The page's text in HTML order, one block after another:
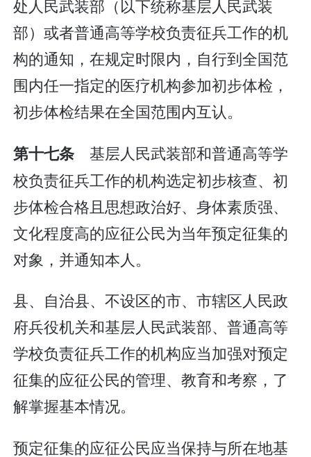
处人民武装部（以下统称基层人民武装
部）或者普通高等学校负责征兵工作的机
构的通知，在规定时限内，自行到全国范
围内任一指定的医疗机构参加初步体检，
初步体检结果在全国范围内互认。
第十七条 基层人民武装部和普通高等学
校负责征兵工作的机构选定初步核查、初
步体检合格且思想政治好、身体素质强、
文化程度高的应征公民为当年预定征集的
对象，并通知本人。
县、自治县、不设区的市、市辖区人民政
府兵役机关和基层人民武装部、普通高等
学校负责征兵工作的机构应当加强对预定
征集的应征公民的管理、教育和考察，了
解掌握基本情况。
预定征集的应征公民应当保持与所在地基